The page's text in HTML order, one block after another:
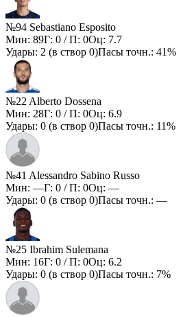
№94 Sebastiano Esposito
Мин: 89Г: 0 / П: 0Оц: 7.7
Удары: 2 (в створ 0)Пасы точн.: 41%
№22 Alberto Dossena
Мин: 28Г: 0 / П: 0Оц: 6.9
Удары: 0 (в створ 0)Пасы точн.: 11%
№41 Alessandro Sabino Russo
Мин: —Г: 0 / П: 0Оц: —
Удары: 0 (в створ 0)Пасы точн.: —
№25 Ibrahim Sulemana
Мин: 16Г: 0 / П: 0Оц: 6.2
Удары: 0 (в створ 0)Пасы точн.: 7%